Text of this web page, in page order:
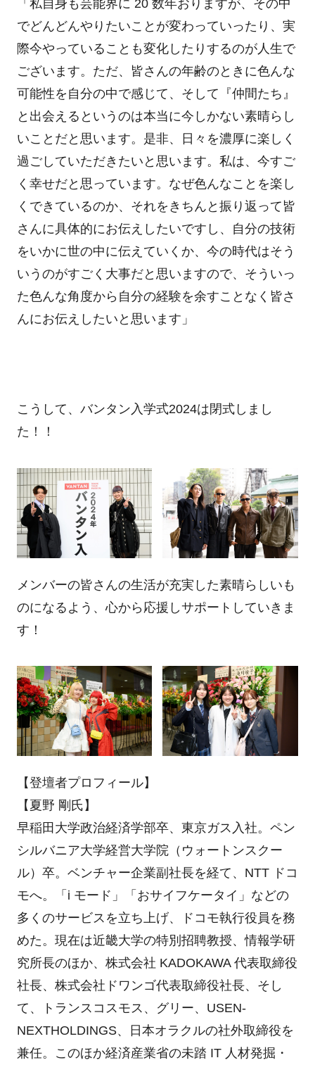
「私自身も芸能界に 20 数年おりますが、その中
でどんどんやりたいことが変わっていったり、実
際今やっていることも変化したりするのが人生で
ございます。ただ、皆さんの年齢のときに色んな
可能性を自分の中で感じて、そして『仲間たち』
と出会えるというのは本当に今しかない素晴らし
いことだと思います。是非、日々を濃厚に楽しく
過ごしていただきたいと思います。私は、今すご
く幸せだと思っています。なぜ色んなことを楽し
くできているのか、それをきちんと振り返って皆
さんに具体的にお伝えしたいですし、自分の技術
をいかに世の中に伝えていくか、今の時代はそう
いうのがすごく大事だと思いますので、そういっ
た色んな角度から自分の経験を余すことなく皆さ
んにお伝えしたいと思います」
こうして、バンタン入学式2024は閉式しまし
た！！
メンバーの皆さんの生活が充実した素晴らしいも
のになるよう、心から応援しサポートしていきま
す！
【登壇者プロフィール】
【夏野 剛氏】
早稲田大学政治経済学部卒、東京ガス入社。ペン
シルバニア大学経営大学院（ウォートンスクー
ル）卒。ベンチャー企業副社長を経て、NTT ドコ
モへ。「i モード」「おサイフケータイ」などの
多くのサービスを立ち上げ、ドコモ執行役員を務
めた。現在は近畿大学の特別招聘教授、情報学研
究所長のほか、株式会社 KADOKAWA 代表取締役
社長、株式会社ドワンゴ代表取締役社長、そし
て、トランスコスモス、グリー、USEN-
NEXTHOLDINGS、日本オラクルの社外取締役を
兼任。このほか経済産業省の未踏 IT 人材発掘・